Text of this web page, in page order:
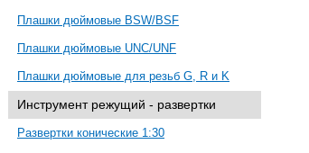
Плашки дюймовые BSW/BSF
Плашки дюймовые UNC/UNF
Плашки дюймовые для резьб G, R и K
Инструмент режущий - развертки
Развертки конические 1:30